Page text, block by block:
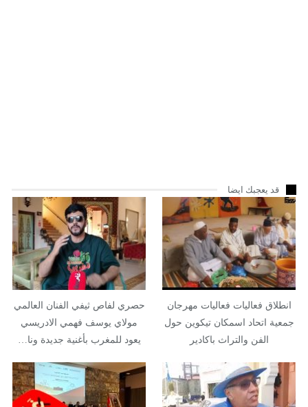
قد يعجبك ايضا
انطلاق فعاليات فعاليات مهرجان
جمعية اتحاد اسمكان تيكوين حول
الفن والتراث باكادير
حصري لفاص ثيفي الفنان العالمي
مولاي يوسف فهمي الادريسي
يعود للمغرب بأغنية جديدة ونا…